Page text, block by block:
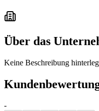
Über das
Keine Beschreibung
-